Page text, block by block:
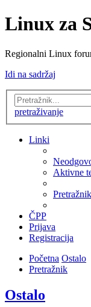
Linux za
Regionalni Linux
Idi na sadržaj
pretraživanje
Linki
Aktivne
Pretražnik
ČPP
Prijava
Registracija
Početna Ostalo
Pretražnik
Ostalo